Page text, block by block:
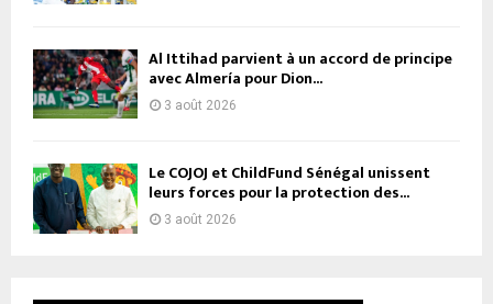
Al Ittihad parvient à un accord de principe
avec Almería pour Dion...
3 août 2026
Le COJOJ et ChildFund Sénégal unissent
leurs forces pour la protection des...
3 août 2026